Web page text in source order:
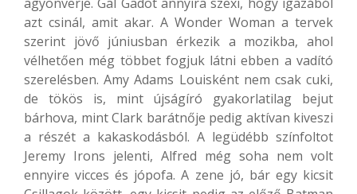
azt csinál, amit akar. A Wonder Woman a tervek
szerint jövő júniusban érkezik a mozikba, ahol
vélhetően még többet fogjuk látni ebben a vadító
szerelésben. Amy Adams Louisként nem csak cuki,
de tökös is, mint újságíró gyakorlatilag bejut
bárhova, mint Clark barátnője pedig aktívan kiveszi
a részét a kakaskodásból. A legüdébb színfoltot
Jeremy Irons jelenti, Alfred még soha nem volt
ennyire vicces és jópofa. A zene jó, bár egy kicsit